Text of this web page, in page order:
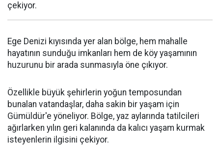
çekiyor.
Ege Denizi kıyısında yer alan bölge, hem mahalle
hayatının sunduğu imkanları hem de köy yaşamının
huzurunu bir arada sunmasıyla öne çıkıyor.
Özellikle büyük şehirlerin yoğun temposundan
bunalan vatandaşlar, daha sakin bir yaşam için
Gümüldür'e yöneliyor. Bölge, yaz aylarında tatilcileri
ağırlarken yılın geri kalanında da kalıcı yaşam kurmak
isteyenlerin ilgisini çekiyor.